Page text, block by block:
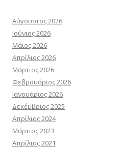
Αύγουστος 2026
Ιούνιος 2026
Μάιος 2026
Απρίλιος 2026
Μάρτιος 2026
Φεβρουάριος 2026
Ιανουάριος 2026
Δεκέμβριος 2025
Απρίλιος 2024
Μάρτιος 2023
Απρίλιος 2021